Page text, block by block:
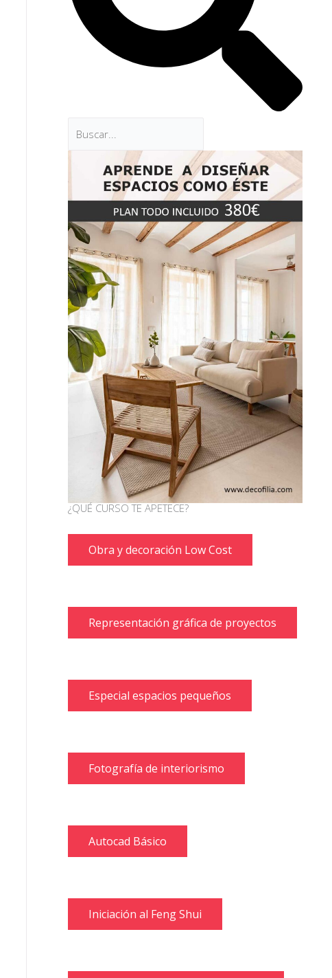
¿QUÉ CURSO TE APETECE?
Obra y decoración Low Cost
Representación gráfica de proyectos
Especial espacios pequeños
Fotografía de interiorismo
Autocad Básico
Iniciación al Feng Shui